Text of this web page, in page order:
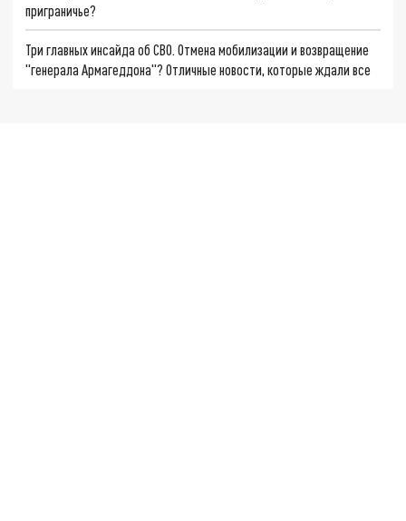
приграничье?
Три главных инсайда об СВО. Отмена мобилизации и возвращение
"генерала Армагеддона"? Отличные новости, которые ждали все